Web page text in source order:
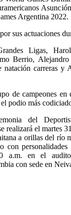
Argentina 2022.
sus actuaciones
Ligas,
Berrio,
carreras y
de campeones en
podio más
del
realizará el martes
a orillas del río
con
a.m. en el
con sede en